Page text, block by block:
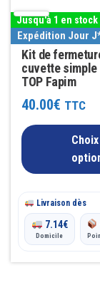
Jusqu'à 1 en
Expédition Jour
Kit de
cuvette simple
TOP Fapim
40.00€ TTC
a
plusieurs
variations.
Les
options
peuvent
être
sur
page
produit
Livraison dès
7.14€
Domicile